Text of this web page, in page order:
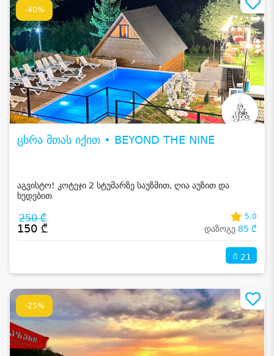
-40%
ცხრა მთას იქით • BEYOND THE NINE
აგვისტო! კოტეჯი 2 სტუმარზე საუზმით, ღია აუზით და
ხედებით
250 ₾
150 ₾
5.0
დაზოგე 85 ₾
21
-25%